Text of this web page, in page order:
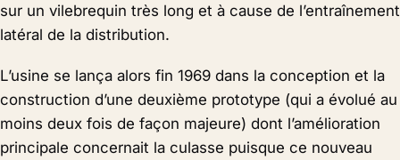
sur un vilebrequin très long et à cause de l’entraînement
latéral de la distribution.
L’usine se lança alors fin 1969 dans la conception et la
construction d’une deuxième prototype (qui a évolué au
moins deux fois de façon majeure) dont l’amélioration
principale concernait la culasse puisque ce nouveau